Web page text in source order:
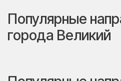
Популярные
города Великий